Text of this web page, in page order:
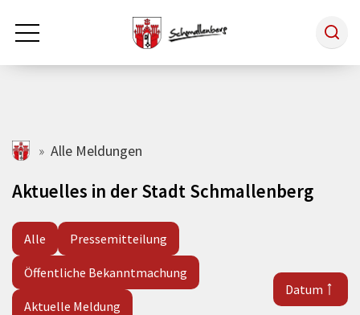
Zum Hauptinhalt springen
Rathaus & Politik
Leben & Arbeiten
Tourismus
Freizeit & Kultur
schmallenberg.de
Alle Meldungen
Aktuelles in der Stadt Schmallenberg
Datum
Alle Pressemitteilung
Öffentliche Bekanntmachung
Aktuelle Meldung